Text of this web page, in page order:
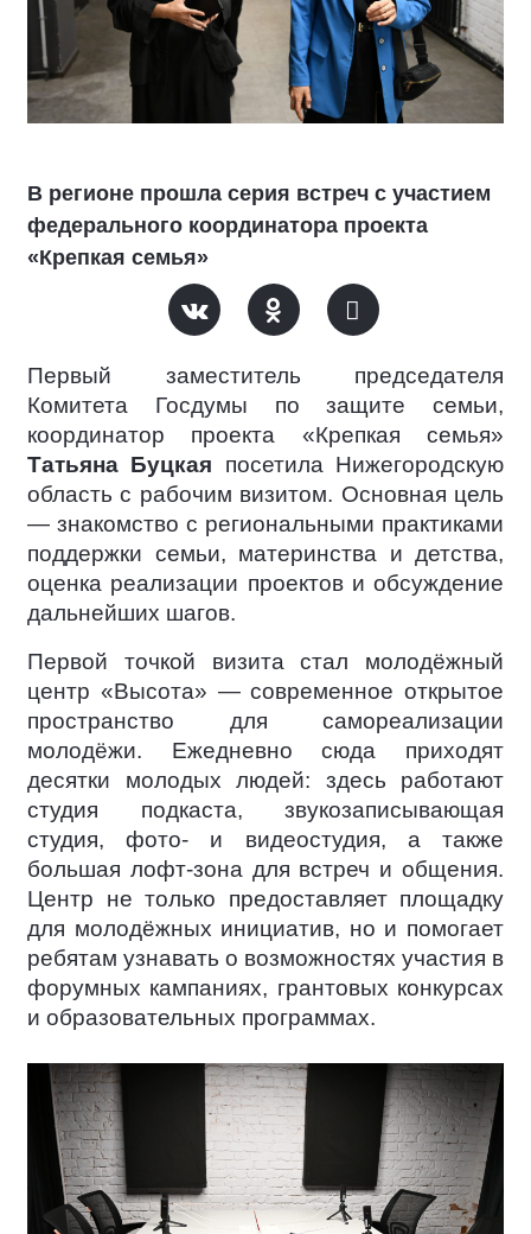
В регионе прошла серия встреч с участием
федерального координатора проекта
«Крепкая семья»
Первый заместитель председателя
Комитета Госдумы по защите семьи,
координатор проекта «Крепкая семья»
Татьяна Буцкая посетила Нижегородскую
область с рабочим визитом. Основная цель
— знакомство с региональными практиками
поддержки семьи, материнства и детства,
оценка реализации проектов и обсуждение
дальнейших шагов.
Первой точкой визита стал молодёжный
центр «Высота» — современное открытое
пространство для самореализации
молодёжи. Ежедневно сюда приходят
десятки молодых людей: здесь работают
студия подкаста, звукозаписывающая
студия, фото- и видеостудия, а также
большая лофт-зона для встреч и общения.
Центр не только предоставляет площадку
для молодёжных инициатив, но и помогает
ребятам узнавать о возможностях участия в
форумных кампаниях, грантовых конкурсах
и образовательных программах.